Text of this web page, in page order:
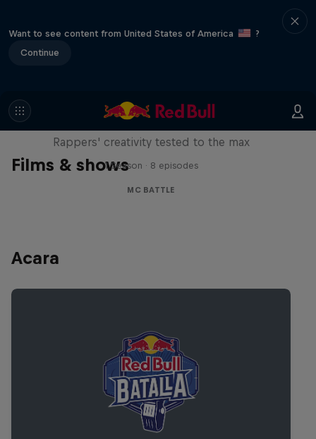
Want to see content from United States of America
?
Continue
Films & shows
Red Bull Mic Flex
Rappers' creativity tested to the max
1 Season · 8 episodes
MC BATTLE
Acara